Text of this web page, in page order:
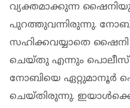
വ്യക്തമാക്കുന്ന
പുറത്തുവന്നിരുന്നു.
സഹിക്കവയ്യാതെ
ചെയ്തു എന്നും പൊലീസ്
നോബിയെ ഏറ്റുമാനൂര്‍
ചെയ്തിരുന്നു.